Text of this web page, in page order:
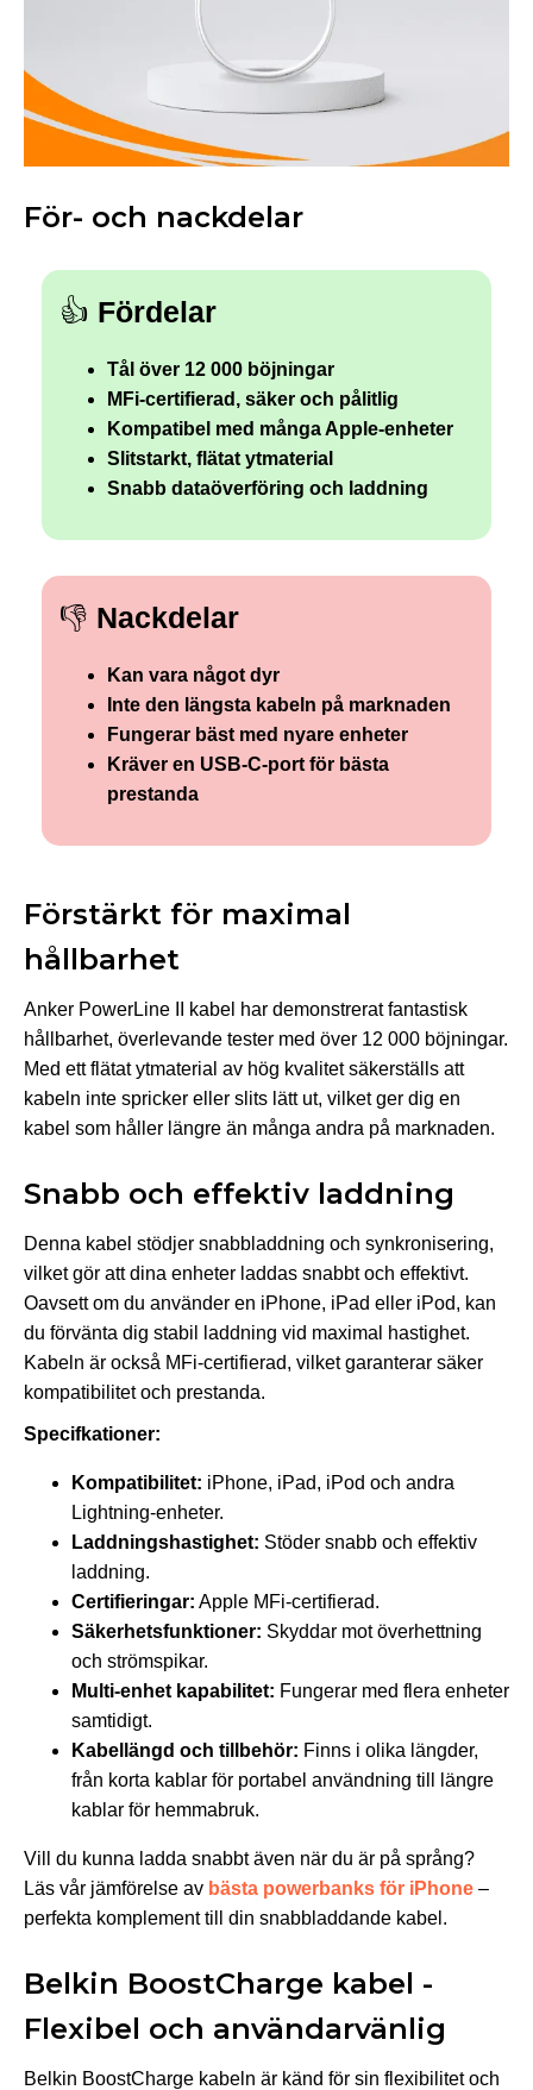
För- och nackdelar
👍 Fördelar
Tål över 12 000 böjningar
MFi-certifierad, säker och pålitlig
Kompatibel med många Apple-enheter
Slitstarkt, flätat ytmaterial
Snabb dataöverföring och laddning
👎 Nackdelar
Kan vara något dyr
Inte den längsta kabeln på marknaden
Fungerar bäst med nyare enheter
Kräver en USB-C-port för bästa
prestanda
Förstärkt för maximal
hållbarhet
Anker PowerLine II kabel har demonstrerat fantastisk
hållbarhet, överlevande tester med över 12 000 böjningar.
Med ett flätat ytmaterial av hög kvalitet säkerställs att
kabeln inte spricker eller slits lätt ut, vilket ger dig en
kabel som håller längre än många andra på marknaden.
Snabb och effektiv laddning
Denna kabel stödjer snabbladdning och synkronisering,
vilket gör att dina enheter laddas snabbt och effektivt.
Oavsett om du använder en iPhone, iPad eller iPod, kan
du förvänta dig stabil laddning vid maximal hastighet.
Kabeln är också MFi-certifierad, vilket garanterar säker
kompatibilitet och prestanda.
Specifkationer:
Kompatibilitet: iPhone, iPad, iPod och andra
Lightning-enheter.
Laddningshastighet: Stöder snabb och effektiv
laddning.
Certifieringar: Apple MFi-certifierad.
Säkerhetsfunktioner: Skyddar mot överhettning
och strömspikar.
Multi-enhet kapabilitet: Fungerar med flera enheter
samtidigt.
Kabellängd och tillbehör: Finns i olika längder,
från korta kablar för portabel användning till längre
kablar för hemmabruk.
Vill du kunna ladda snabbt även när du är på språng?
Läs vår jämförelse av bästa powerbanks för iPhone –
perfekta komplement till din snabbladdande kabel.
Belkin BoostCharge kabel -
Flexibel och användarvänlig
Belkin BoostCharge kabeln är känd för sin flexibilitet och